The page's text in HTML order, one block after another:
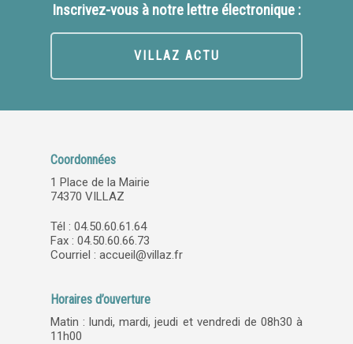
Inscrivez-vous à notre lettre électronique :
VILLAZ ACTU
Coordonnées
1 Place de la Mairie
74370 VILLAZ
Tél : 04.50.60.61.64
Fax : 04.50.60.66.73
Courriel : accueil@villaz.fr
Horaires d’ouverture
Matin : lundi, mardi, jeudi et vendredi de 08h30 à
11h00